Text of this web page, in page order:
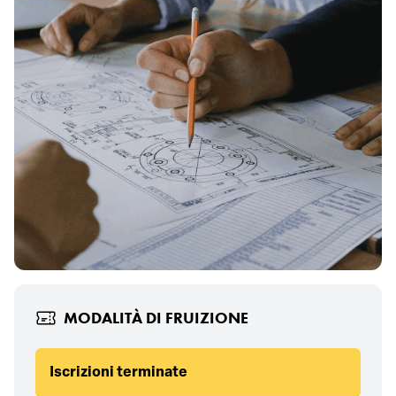
MODALITÀ DI FRUIZIONE
Iscrizioni terminate